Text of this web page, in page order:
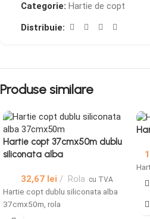
Categorie: Hartie de copt
Distribuie:
Produse similare
Hartie copt 37cmx50m dublu
siliconata alba
32,67 lei Rola cu TVA
Hartie copt dublu siliconata alba
37cmx50m, rola